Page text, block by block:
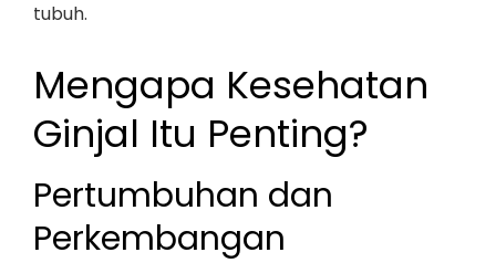
tubuh.
Mengapa Kesehatan
Ginjal Itu Penting?
Pertumbuhan dan
Perkembangan